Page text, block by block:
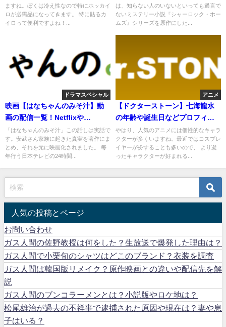
ますね。ぼくは冷え性なので特にホッカイ
ロが必需品になってきます。 特に貼るカ
イロって便利ですよね！...
は、知らない人のいないといっても過言で
ないミステリー小説『シャーロック・ホー
ムズ』シリーズを原作にした...
ドラマスペシャル
映画【はなちゃんのみそ汁】動
画の配信一覧！Netflixや
Amazonプライムは？
「はなちゃんのみそ汁」この話しは実話で
す。安武さん家族に起きた真実を著作にま
とめ、それを元に映画化されました。 毎
年行う日本テレビの24時間...
アニメ
【ドクターストーン】七海龍水
の年齢や誕生日などプロフィー
ル！名言は？
やはり、人気のアニメには個性的なキャラ
クターが多くいますね。最近ではコスプレ
イヤーが扮することも多いので、 より凝
ったキャラクターが好まれる...
人気の投稿とページ
お問い合わせ
ガス人間の佐野教授は何をした？生放送で爆発した理由は？
ガス人間で小栗旬のシャツはどこのブランド？衣装を調査
ガス人間は韓国版リメイク？原作映画との違いや配信先を解
説
ガス人間のブンコラーメンとは？小説版やロケ地は？
松尾雄治が過去の不祥事で逮捕された原因や現在は？妻や息
子はいる？